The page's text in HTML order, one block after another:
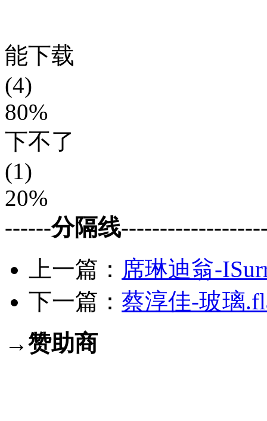
能下载
(4)
80%
下不了
(1)
20%
------分隔线
上一篇： 席琳迪翁-
下一篇： 蔡淳佳-玻璃
→赞助商